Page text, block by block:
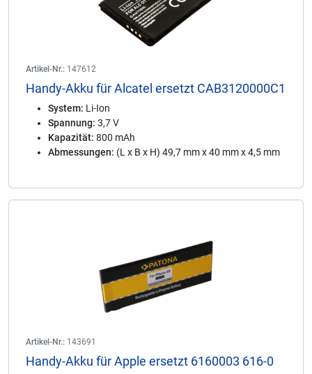
Artikel-Nr.: 147612
Handy-Akku für Alcatel ersetzt CAB3120000C1
System: Li-Ion
Spannung: 3,7 V
Kapazität: 800 mAh
Abmessungen: (L x B x H) 49,7 mm x 40 mm x 4,5 mm
Artikel-Nr.: 143691
Handy-Akku für Apple ersetzt 6160003 616-0